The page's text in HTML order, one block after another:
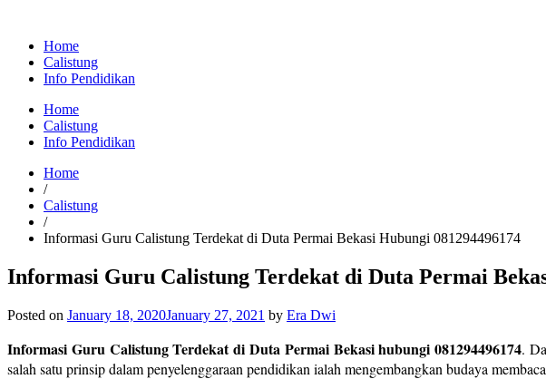
Home
Calistung
Info Pendidikan
Home
Calistung
Info Pendidikan
Home
/
Calistung
/
Informasi Guru Calistung Terdekat di Duta Permai Bekasi Hubungi 081294496174
Informasi Guru Calistung Terdekat di Duta Permai
Posted on January 18, 2020January 27, 2021 by Era Dwi
Informasi Guru Calistung Terdekat di Duta Permai Bekasi hubungi 081294496174.
salah satu prinsip dalam penyelenggaraan pendidikan ialah mengembangkan budaya